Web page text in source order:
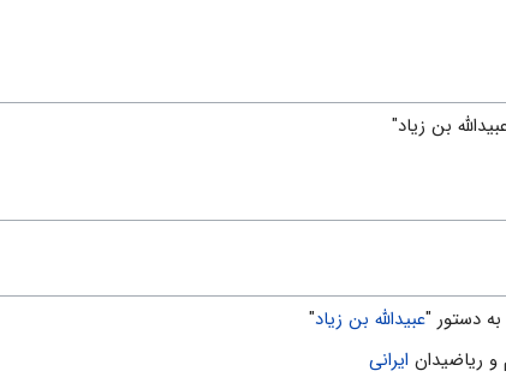
بن زیاد"
دستور "عبیدالله بن زیاد"
ایرانی